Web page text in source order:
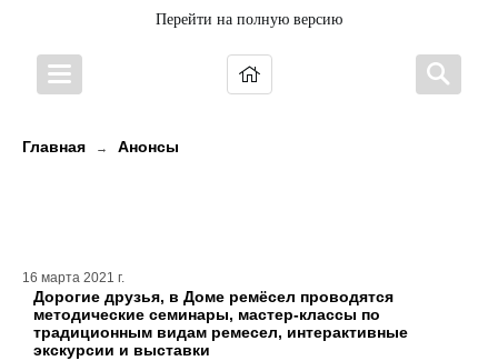
Перейти на полную версию
Главная → Анонсы
16 марта 2021 г.
Дорогие друзья, в Доме ремёсел проводятся
методические семинары, мастер-классы по
традиционным видам ремесел, интерактивные
экскурсии и выставки